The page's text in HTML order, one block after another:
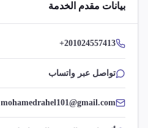
بيانات مقدم الخدمة
+201024557413
تواصل عبر واتساب
mohamedrahel101@gmail.com